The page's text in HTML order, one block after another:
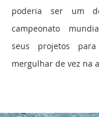
poderia ser um
campeonato
seus projetos
mergulhar de vez na